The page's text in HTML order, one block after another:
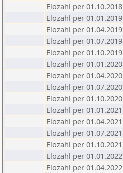
Elozahl per 01.10.2018
Elozahl per 01.01.2019
Elozahl per 01.04.2019
Elozahl per 01.07.2019
Elozahl per 01.10.2019
Elozahl per 01.01.2020
Elozahl per 01.04.2020
Elozahl per 01.07.2020
Elozahl per 01.10.2020
Elozahl per 01.01.2021
Elozahl per 01.04.2021
Elozahl per 01.07.2021
Elozahl per 01.10.2021
Elozahl per 01.01.2022
Elozahl per 01.04.2022